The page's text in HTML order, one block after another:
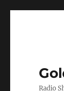
Radio